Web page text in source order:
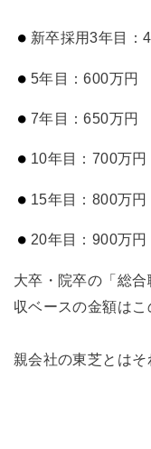
新卒採用3年目：
5年目：600万円
7年目：650万円
10年目：700万円
15年目：800万円
20年目：900万円
大卒・院卒の「総
収ベースの金額はこ
親会社の東芝とはそ